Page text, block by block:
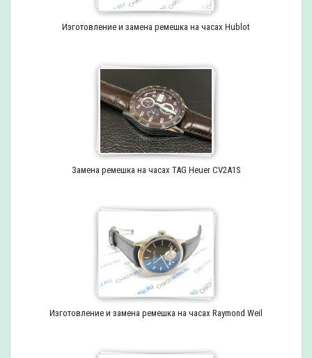
Изготовление и замена ремешка на часах Hublot
Замена ремешка на часах TAG Heuer CV2A1S
Изготовление и замена ремешка на часах Raymond Weil